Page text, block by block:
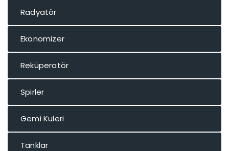
Radyatör
Ekonomizer
Reküperatör
Spirler
Gemi Kuleri
Tanklar